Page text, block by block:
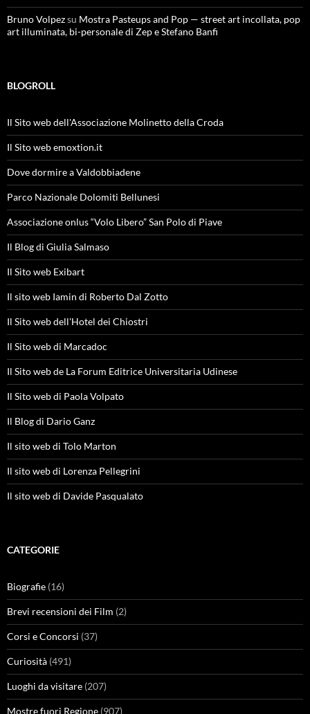
Bruno Volpezsu Mostra Pasteups and Pop — street art incollata, pop
art illuminata, bi-personale di Zep e Stefano Banfi
BLOGROLL
Il Sito web dell'Associazione Molinetto della Croda
Il Sito web emoxtion.it
Dove dormire a Valdobbiadene
Parco Nazionale Dolomiti Bellunesi
Associazione onlus “Volo Libero” San Polo di Piave
Il Blog di Giulia Salmaso
Il Sito web Exibart
Il sito web Iamin di Roberto Dal Zotto
Il Sito web dell'Hotel dei Chiostri
Il Sito web di Marcadoc
Il Sito web de La Forum Editrice Universitaria Udinese
Il Sito web di Paola Volpato
Il Blog di Dario Ganz
Il sito web di Tolo Marton
Il sito web di Lorenza Pellegrini
Il sito web di Davide Pasqualato
CATEGORIE
Biografie (16)
Brevi recensioni dei Film (2)
Corsi e Concorsi (37)
Curiosità (491)
Luoghi da visitare (207)
Mostre fuori Regione (907)